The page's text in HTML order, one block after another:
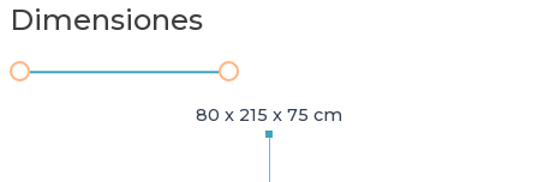
Dimensiones
80 x 215 x 75 cm